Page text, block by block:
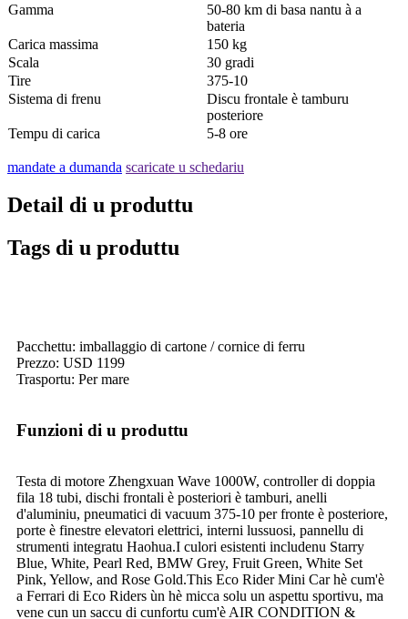
Gamma
50-80 km di basa nantu à a
bateria
Carica massima
150 kg
Scala
30 gradi
Tire
375-10
Sistema di frenu
Discu frontale è tamburu
posteriore
Tempu di carica
5-8 ore
mandate a dumanda scaricate u schedariu
Detail di u produttu
Tags di u produttu
Pacchettu: imballaggio di cartone / cornice di ferru
Prezzo: USD 1199
Trasportu: Per mare
Funzioni di u produttu
Testa di motore Zhengxuan Wave 1000W, controller di doppia
fila 18 tubi, dischi frontali è posteriori è tamburi, anelli
d'aluminiu, pneumatici di vacuum 375-10 per fronte è posteriore,
porte è finestre elevatori elettrici, interni lussuosi, pannellu di
strumenti integratu Haohua.I culori esistenti includenu Starry
Blue, White, Pearl Red, BMW Grey, Fruit Green, White Set
Pink, Yellow, and Rose Gold.This Eco Rider Mini Car hè cum'è
a Ferrari di Eco Riders ùn hè micca solu un aspettu sportivu, ma
vene cun un saccu di cunfortu cum'è AIR CONDITION &